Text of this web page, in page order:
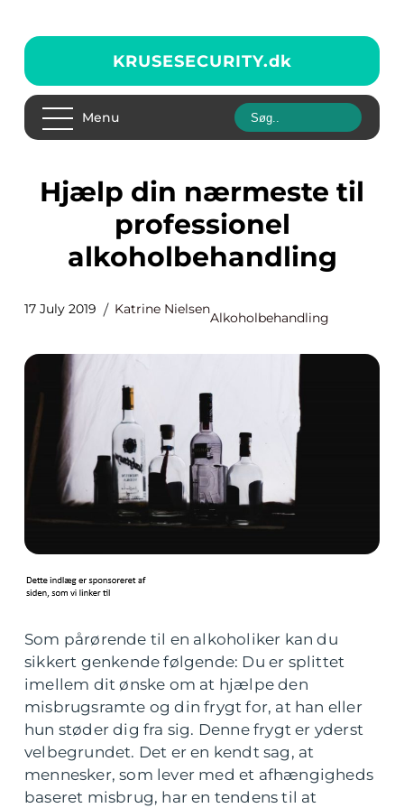
KRUSESECURITY.dk
Menu
Hjælp din nærmeste til
professionel
alkoholbehandling
17 July 2019 Katrine Nielsen
Alkoholbehandling
Som pårørende til en alkoholiker kan du
sikkert genkende følgende: Du er splittet
imellem dit ønske om at hjælpe den
misbrugsramte og din frygt for, at han eller
hun støder dig fra sig. Denne frygt er yderst
velbegrundet. Det er en kendt sag, at
mennesker, som lever med et afhængigheds
baseret misbrug, har en tendens til at